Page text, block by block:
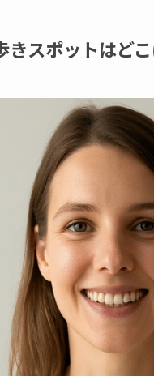
きスポットはど